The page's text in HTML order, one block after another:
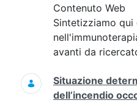
Contenuto Web
Sintetizziamo
avanti da
Situazione
dell’incendio